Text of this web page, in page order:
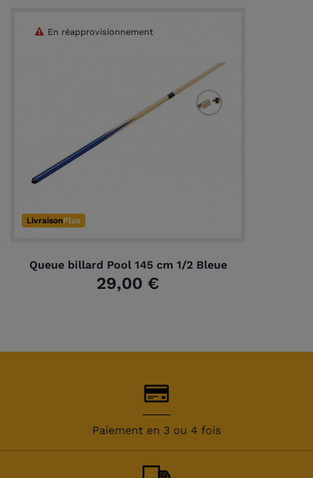
LivraisonPlus
Queue billard Pool 145 cm 1/2 Bleue
29,00 €
En réapprovisionnement
Paiement en 3 ou 4 fois